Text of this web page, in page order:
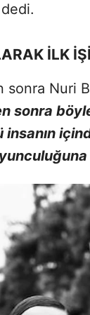
dedi.
İLK
sonra Nuri
sonra
insanın